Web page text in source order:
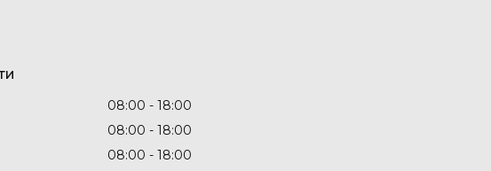
08:00
18:00
08:00
18:00
08:00
18:00